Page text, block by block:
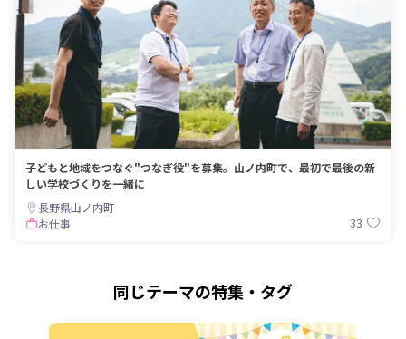
子どもと地域をつなぐ"つなぎ役"を募集。山ノ内町で、最初で最後の新
しい学校づくりを一緒に
長野県山ノ内町
お仕事
33
同じテーマの特集・タグ